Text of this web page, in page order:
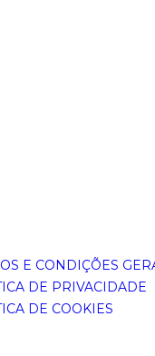
E CONDIÇÕES
DE PRIVACIDADE
DE COOKIES